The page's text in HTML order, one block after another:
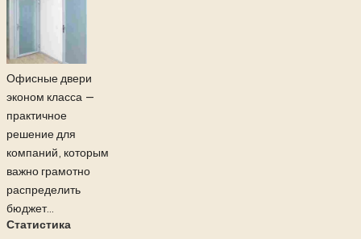
Офисные двери
эконом класса —
практичное
решение для
компаний, которым
важно грамотно
распределить
бюджет...
Статистика